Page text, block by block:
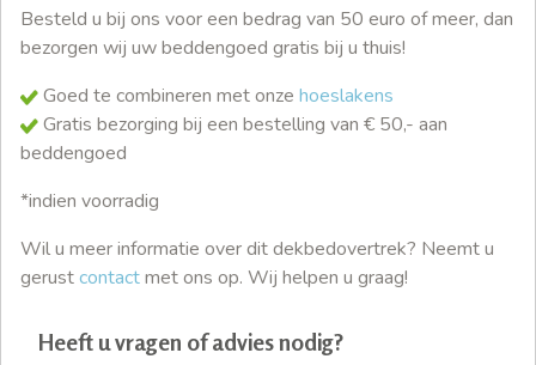
Besteld u bij ons voor een bedrag van 50 euro of meer, dan
bezorgen wij uw beddengoed gratis bij u thuis!
Goed te combineren met onze hoeslakens
Gratis bezorging bij een bestelling van € 50,- aan
beddengoed
*indien voorradig
Wil u meer informatie over dit dekbedovertrek? Neemt u
gerustcontactmet ons op. Wij helpen u graag!
Heeft u vragen of advies nodig?